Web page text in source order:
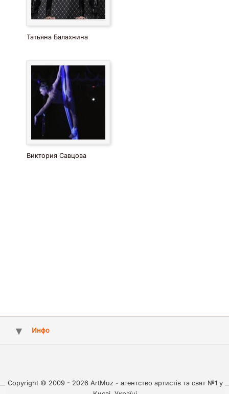
Татьяна Балахнина
Виктория Савцова
Инфо
Copyright © 2009 - 2026 ArtMuz - агентство артистів та свят №1 у